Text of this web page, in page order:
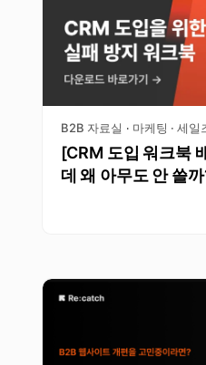
B2B 자료실 · 마케팅 · 세일
[CRM 도입 워크북
데 왜 아무도 안 쓸